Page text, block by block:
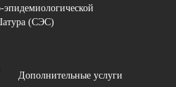
эпидемиологической
(СЭС)
Дополнительные услуги